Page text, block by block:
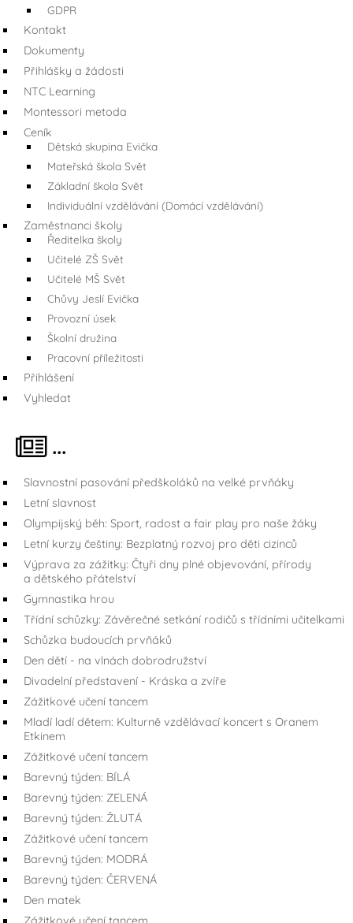
GDPR
Kontakt
Dokumenty
Přihlášky a žádosti
NTC Learning
Montessori metoda
Ceník
Dětská skupina Evička
Mateřská škola Svět
Základní škola Svět
Individuální vzdělávání (Domácí vzdělávání)
Zaměstnanci školy
Ředitelka školy
Učitelé ZŠ Svět
Učitelé MŠ Svět
Chůvy Jeslí Evička
Provozní úsek
Školní družina
Pracovní příležitosti
Přihlášení
Vyhledat
...
Slavnostní pasování předškoláků na velké prvňáky
Letní slavnost
Olympijský běh: Sport, radost a fair play pro naše žáky
Letní kurzy češtiny: Bezplatný rozvoj pro děti cizinců
Výprava za zážitky: Čtyři dny plné objevování, přírody
a dětského přátelství
Gymnastika hrou
Třídní schůzky: Závěrečné setkání rodičů s třídními učitelkami
Schůzka budoucích prvňáků
Den dětí - na vlnách dobrodružství
Divadelní představení - Kráska a zvíře
Zážitkové učení tancem
Mladí ladí dětem: Kulturně vzdělávací koncert s Oranem
Etkinem
Zážitkové učení tancem
Barevný týden: BÍLÁ
Barevný týden: ZELENÁ
Barevný týden: ŽLUTÁ
Zážitkové učení tancem
Barevný týden: MODRÁ
Barevný týden: ČERVENÁ
Den matek